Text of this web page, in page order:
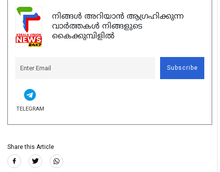
നിങ്ങൾ അറിയാൻ ആഗ്രഹിക്കുന്ന
വാർത്തകൾ നിങ്ങളുടെ
കൈക്കുമ്പിളിൽ
Subscribe
TELEGRAM
Share this Article